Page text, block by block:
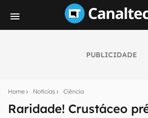
PUBLICIDADE
Home Notícias Ciência
Raridade! Crustáceo
notícias e reviews sobre tecnologia
mão.